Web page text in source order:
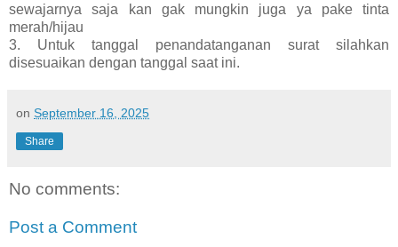
sewajarnya saja kan gak mungkin juga ya pake tinta
merah/hijau
3. Untuk tanggal penandatanganan surat silahkan
disesuaikan dengan tanggal saat ini.
on September 16, 2025
Share
No comments:
Post a Comment